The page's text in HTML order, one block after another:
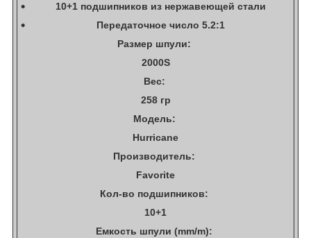
10+1 подшипников из нержавеющей стали
Передаточное число 5.2:1
Размер шпули:
2000S
Вес:
258 гр
Модель:
Hurricane
Производитель:
Favorite
Кол-во подшипников:
10+1
Емкость шпули (mm/m):